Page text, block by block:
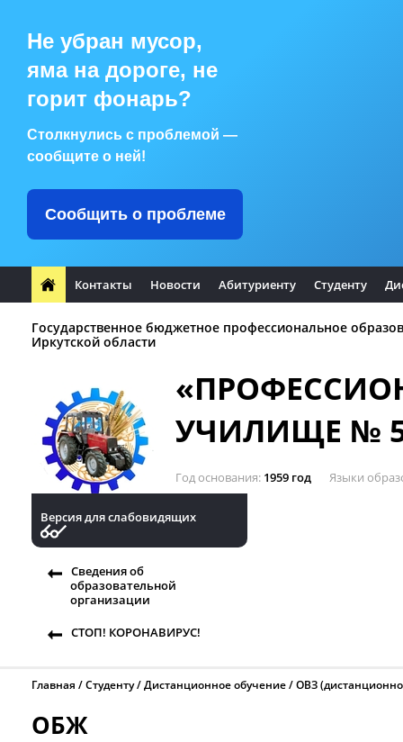
Не убран мусор,
яма на дороге, не
горит фонарь?
Столкнулись с проблемой —
сообщите о ней!
Сообщить о проблеме
Контакты Новости Абитуриенту Студенту
Государственное бюджетное профессиональное
Иркутской области
УЧИЛИЩЕ №
Год основания 1959 год Языки
Версия для слабовидящих
Сведения об
образовательной
организации
СТОП! КОРОНАВИРУС!
Главная Студенту Дистанционное обучение ОВЗ
ОБЖ